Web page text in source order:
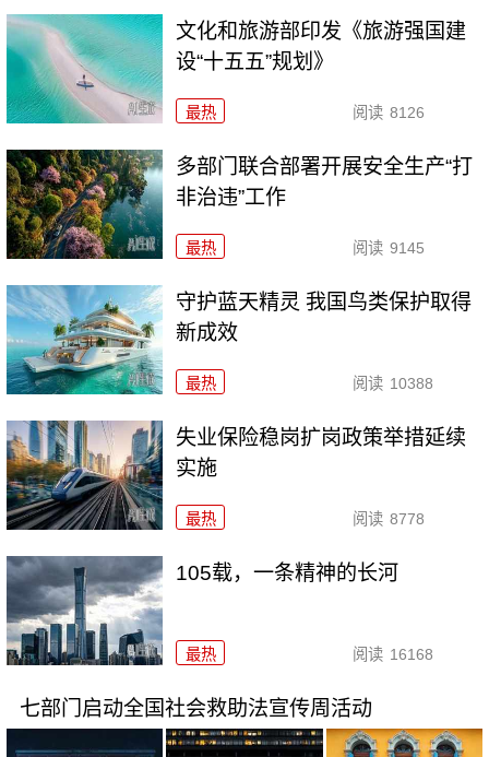
文化和旅游部印发《旅游强国建
设“十五五”规划》
最热 阅读 8126
多部门联合部署开展安全生产“打
非治违”工作
最热 阅读 9145
守护蓝天精灵 我国鸟类保护取得
新成效
最热 阅读 10388
失业保险稳岗扩岗政策举措延续
实施
最热 阅读 8778
105载，一条精神的长河
最热 阅读 16168
七部门启动全国社会救助法宣传周活动